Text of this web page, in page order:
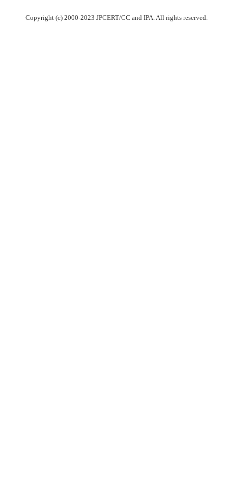
Copyright (c) 2000-2023 JPCERT/CC and IPA. All rights reserved.